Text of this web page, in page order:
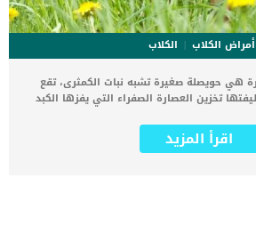
أمراض الكلاب
الكلاب
هي حويصلة صغيرة تشبه نبات الكمثرى، تقع
تخزين العصارة الصفراء التي يفزها الكبد
تسبب الانسداد في المرارة، وبالتالي تعيق
العصارة الصفراوية بكفاءة كاملة. بالإضافة إلى
اقرأ المزيد